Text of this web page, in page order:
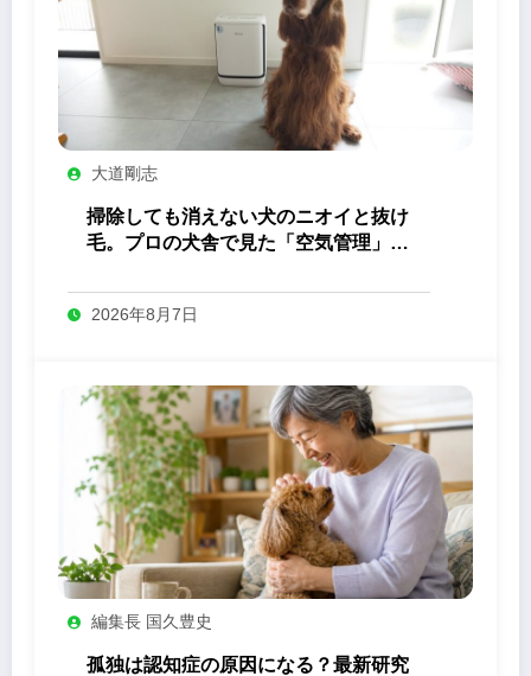
大道剛志
掃除しても消えない犬のニオイと抜け
毛。プロの犬舎で見た「空気管理」の
2026年8月7日
編集長 国久豊史
孤独は認知症の原因になる？最新研究